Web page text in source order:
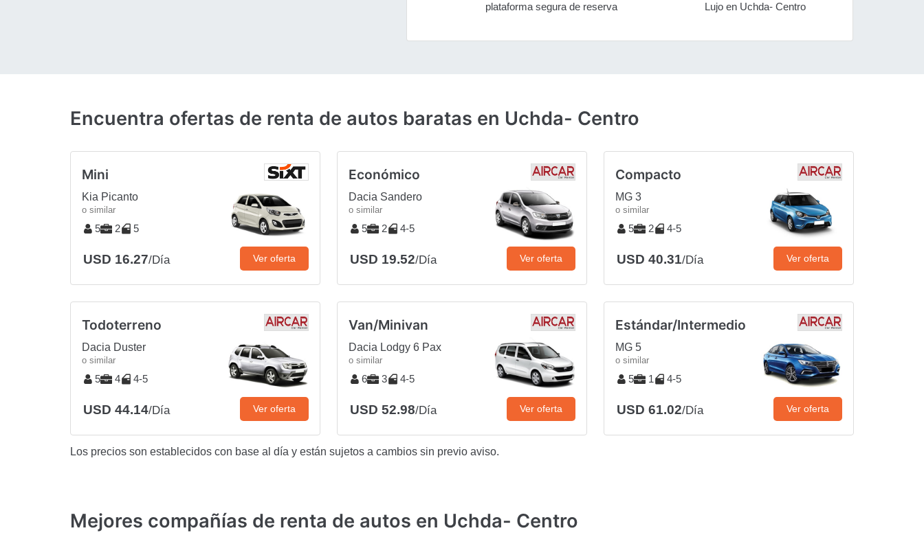
plataforma segura de reserva
Lujo en Uchda- Centro
Encuentra ofertas de renta de autos baratas en Uchda- Centro
Mini
Kia Picanto
o similar
5 2 5
USD 16.27/Día Ver oferta
Económico
Dacia Sandero
o similar
5 2 4-5
USD 19.52/Día Ver oferta
Compacto
MG 3
o similar
5 2 4-5
USD 40.31/Día Ver oferta
Todoterreno
Dacia Duster
o similar
5 4 4-5
USD 44.14/Día Ver oferta
Van/Minivan
Dacia Lodgy 6 Pax
o similar
6 3 4-5
USD 52.98/Día Ver oferta
Estándar/Intermedio
MG 5
o similar
5 1 4-5
USD 61.02/Día Ver oferta
Los precios son establecidos con base al día y están sujetos a cambios sin previo aviso.
Mejores compañías de renta de autos en Uchda- Centro